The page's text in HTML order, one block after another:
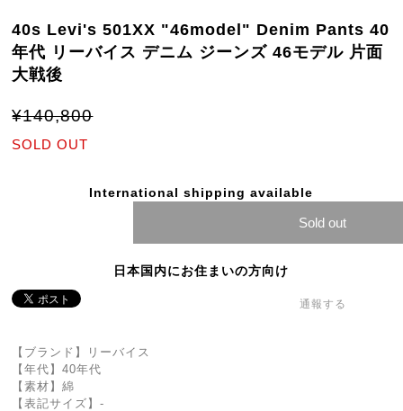
40s Levi's 501XX "46model" Denim Pants 40
年代 リーバイス デニム ジーンズ 46モデル 片面
大戦後
¥140,800
SOLD OUT
International shipping available
Sold out
日本国内にお住まいの方向け
通報する
【ブランド】リーバイス
【年代】40年代
【素材】綿
【表記サイズ】-